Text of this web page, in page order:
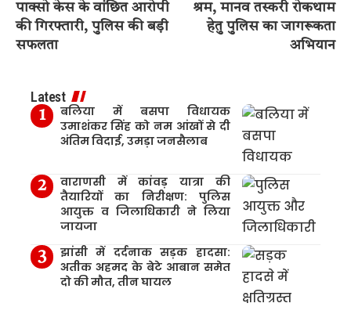
पाक्सो केस के वांछित आरोपी
की गिरफ्तारी, पुलिस की बड़ी
सफलता
श्रम, मानव तस्करी रोकथाम
हेतु पुलिस का जागरूकता
अभियान
Latest
बलिया में बसपा विधायक
उमाशंकर सिंह को नम आंखों से दी
अंतिम विदाई, उमड़ा जनसैलाब
वाराणसी में कांवड़ यात्रा की
तैयारियों का निरीक्षण: पुलिस
आयुक्त व जिलाधिकारी ने लिया
जायजा
झांसी में दर्दनाक सड़क हादसा:
अतीक अहमद के बेटे आबान समेत
दो की मौत, तीन घायल